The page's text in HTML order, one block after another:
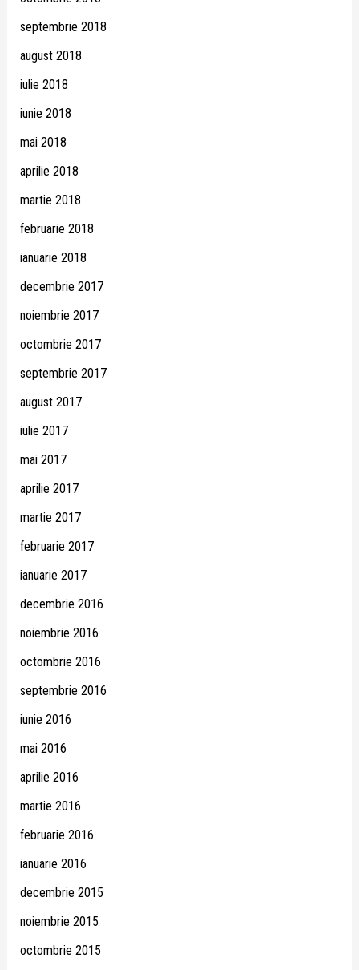
septembrie 2018
august 2018
iulie 2018
iunie 2018
mai 2018
aprilie 2018
martie 2018
februarie 2018
ianuarie 2018
decembrie 2017
noiembrie 2017
octombrie 2017
septembrie 2017
august 2017
iulie 2017
mai 2017
aprilie 2017
martie 2017
februarie 2017
ianuarie 2017
decembrie 2016
noiembrie 2016
octombrie 2016
septembrie 2016
iunie 2016
mai 2016
aprilie 2016
martie 2016
februarie 2016
ianuarie 2016
decembrie 2015
noiembrie 2015
octombrie 2015